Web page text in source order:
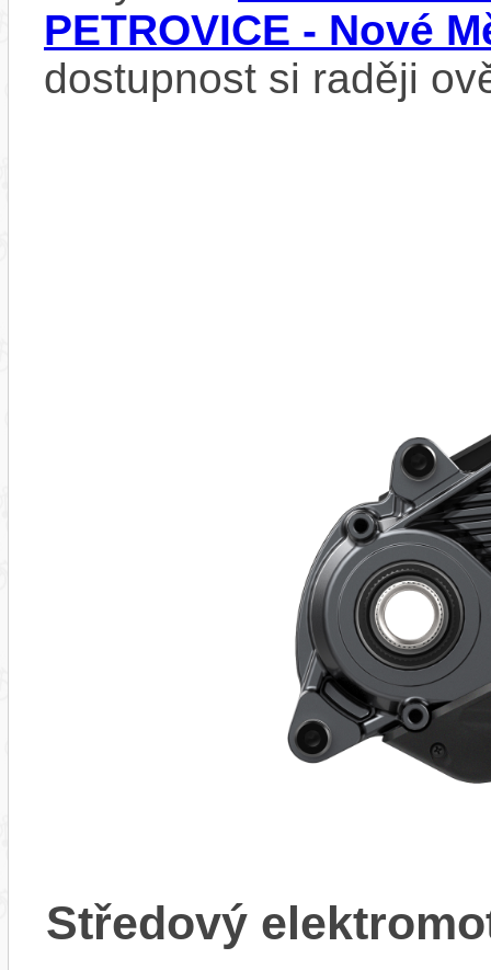
PETROVICE - Nové
dostupnost si raději
Středový